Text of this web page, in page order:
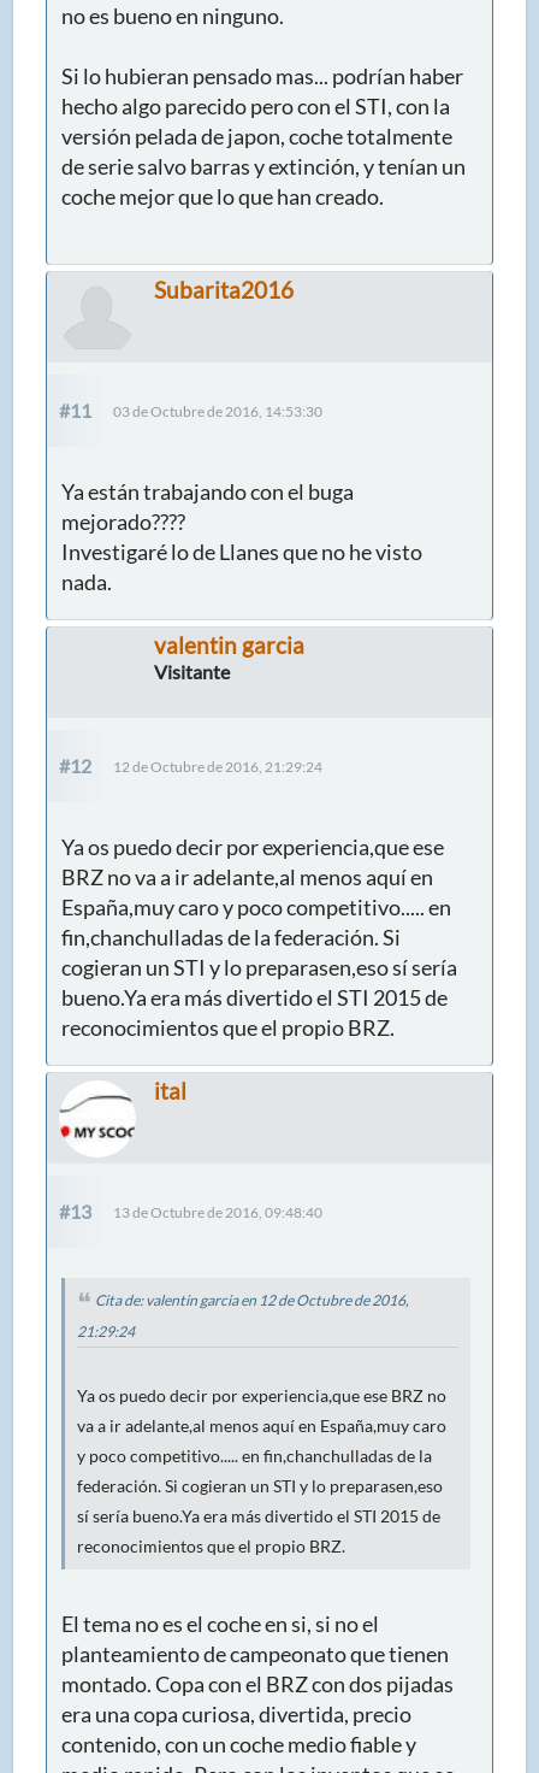
no es bueno en ninguno.
Si lo hubieran pensado mas... podrían haber
hecho algo parecido pero con el STI, con la
versión pelada de japon, coche totalmente
de serie salvo barras y extinción, y tenían un
coche mejor que lo que han creado.
Subarita2016
#11 03 de Octubre de 2016, 14:53:30
Ya están trabajando con el buga
mejorado????
Investigaré lo de Llanes que no he visto
nada.
valentin garcia
Visitante
#12 12 de Octubre de 2016, 21:29:24
Ya os puedo decir por experiencia,que ese
BRZ no va a ir adelante,al menos aquí en
España,muy caro y poco competitivo..... en
fin,chanchulladas de la federación. Si
cogieran un STI y lo preparasen,eso sí sería
bueno.Ya era más divertido el STI 2015 de
reconocimientos que el propio BRZ.
ital
#13 13 de Octubre de 2016, 09:48:40
Cita de: valentin garcia en 12 de Octubre de 2016,
21:29:24
Ya os puedo decir por experiencia,que ese BRZ no
va a ir adelante,al menos aquí en España,muy caro
y poco competitivo..... en fin,chanchulladas de la
federación. Si cogieran un STI y lo preparasen,eso
sí sería bueno.Ya era más divertido el STI 2015 de
reconocimientos que el propio BRZ.
El tema no es el coche en si, si no el
planteamiento de campeonato que tienen
montado. Copa con el BRZ con dos pijadas
era una copa curiosa, divertida, precio
contenido, con un coche medio fiable y